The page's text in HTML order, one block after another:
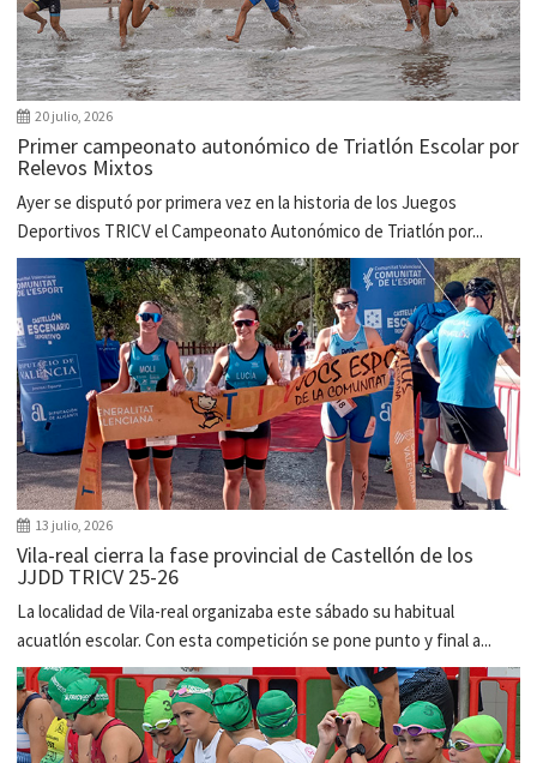
20 julio, 2026
Primer campeonato autonómico de Triatlón Escolar por
Relevos Mixtos
Ayer se disputó por primera vez en la historia de los Juegos
Deportivos TRICV el Campeonato Autonómico de Triatlón por...
13 julio, 2026
Vila-real cierra la fase provincial de Castellón de los
JJDD TRICV 25-26
La localidad de Vila-real organizaba este sábado su habitual
acuatlón escolar. Con esta competición se pone punto y final a...